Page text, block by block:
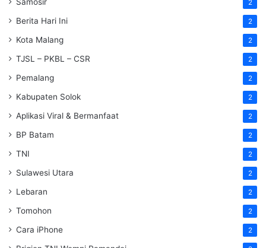
2
Berita Hari Ini 2
Kota Malang 2
TJSL – PKBL – CSR 2
Pemalang 2
Kabupaten Solok 2
Aplikasi Viral & Bermanfaat 2
BP Batam 2
TNI 2
Sulawesi Utara 2
Lebaran 2
Tomohon 2
Cara iPhone 2